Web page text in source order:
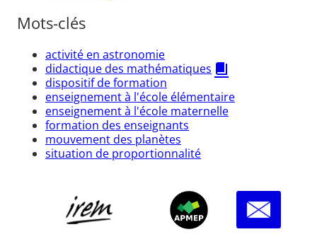
Mots-clés
activité en astronomie
didactique des mathématiques
dispositif de formation
enseignement à l'école élémentaire
enseignement à l'école maternelle
formation des enseignants
mouvement des planètes
situation de proportionnalité